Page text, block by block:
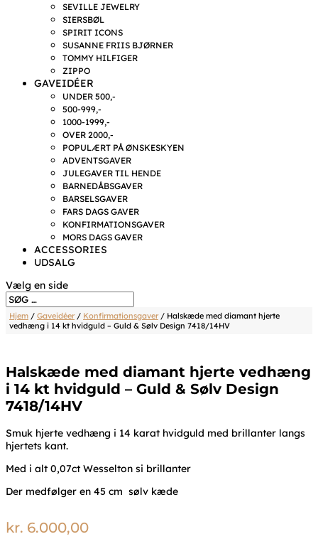
SEVILLE JEWELRY
SIERSBØL
SPIRIT ICONS
SUSANNE FRIIS BJØRNER
TOMMY HILFIGER
ZIPPO
GAVEIDÉER
UNDER 500,-
500-999,-
1000-1999,-
OVER 2000,-
POPULÆRT PÅ ØNSKESKYEN
ADVENTSGAVER
JULEGAVER TIL HENDE
BARNEDÅBSGAVER
BARSELSGAVER
FARS DAGS GAVER
KONFIRMATIONSGAVER
MORS DAGS GAVER
ACCESSORIES
UDSALG
Vælg en side
Hjem / Gaveidéer/ Konfirmationsgaver/ Halskæde med diamant hjerte
vedhæng i 14 kt hvidguld – Guld & Sølv Design 7418/14HV
Halskæde med diamant hjerte vedhæng
i 14 kt hvidguld – Guld & Sølv Design
7418/14HV
Smuk hjerte vedhæng i 14 karat hvidguld med brillanter langs
hjertets kant.
Med i alt 0,07ct Wesselton si brillanter
Der medfølger en 45 cm sølv kæde
kr. 6.000,00